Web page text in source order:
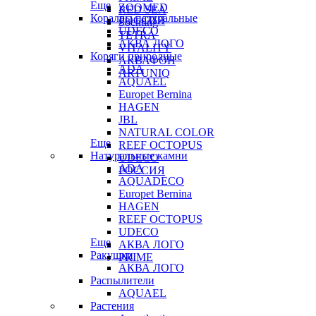
RED SEA
Sochting
TETRA
VITALITY
АКВАФОН
ARTUNIQ
ZOOMED
РОССИЯ
Еще
Кораллы натуральные
UDECO
АКВА ЛОГО
Коряги природные
ADA
AQUAEL
Europet Bernina
HAGEN
JBL
NATURAL COLOR
REEF OCTOPUS
UDECO
РОССИЯ
Еще
Натуральные камни
ADA
AQUADECO
Europet Bernina
HAGEN
REEF OCTOPUS
UDECO
АКВА ЛОГО
PRIME
Еще
Ракушки
АКВА ЛОГО
Распылители
AQUAEL
Растения